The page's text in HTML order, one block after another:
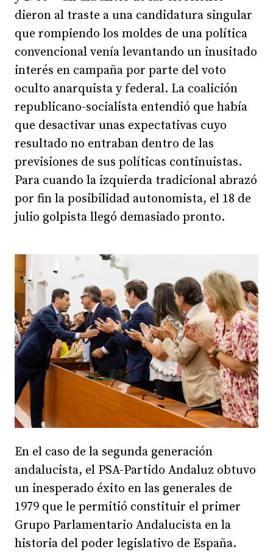
dieron al traste a una candidatura singular
que rompiendo los moldes de una política
convencional venía levantando un inusitado
interés en campaña por parte del voto
oculto anarquista y federal. La coalición
republicano-socialista entendió que había
que desactivar unas expectativas cuyo
resultado no entraban dentro de las
previsiones de sus políticas continuistas.
Para cuando la izquierda tradicional abrazó
por fin la posibilidad autonomista, el 18 de
julio golpista llegó demasiado pronto.
En el caso de la segunda generación
andalucista, el PSA-Partido Andaluz obtuvo
un inesperado éxito en las generales de
1979 que le permitió constituir el primer
Grupo Parlamentario Andalucista en la
historia del poder legislativo de España.